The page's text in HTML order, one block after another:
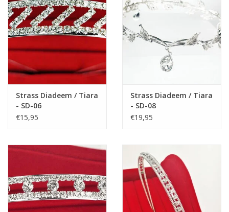
Strass Diadeem / Tiara
- SD-06
€15,95
Strass Diadeem / Tiara
- SD-08
€19,95